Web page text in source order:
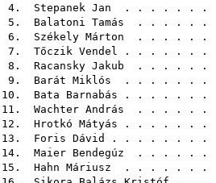
4. Stepanek Jan . . . . . . .
5. Balatoni Tamás . . . . . .
6. Székely Márton . . . . . .
7. Tőczik Vendel . . . . . . .
8. Racansky Jakub . . . . . .
9. Barát Miklós . . . . . . .
10. Bata Barnabás . . . . . . .
11. Wachter András . . . . . .
12. Hrotkó Mátyás . . . . . . .
13. Foris Dávid . . . . . . . .
14. Maier Bendegúz . . . . . .
15. Hahn Máriusz . . . . . . .